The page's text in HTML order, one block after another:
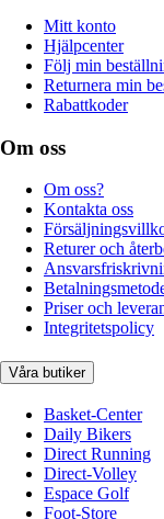
Mitt konto
Hjälpcenter
Följ min
Returnera min
Rabattkoder
Om oss
Om oss?
Kontakta oss
Returer och
Priser och
Integritetspolicy
Våra butiker
Basket-Center
Daily Bikers
Direct Running
Direct-Volley
Espace Golf
Foot-Store